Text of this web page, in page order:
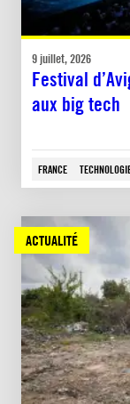
9 juillet, 2026
Festival
aux big tech
FRANCE
ACTUALITÉ